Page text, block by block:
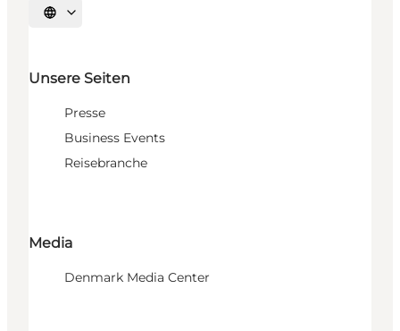
Sprache auswählen
Unsere Seiten
Presse
Business Events
Reisebranche
Media
Denmark Media Center